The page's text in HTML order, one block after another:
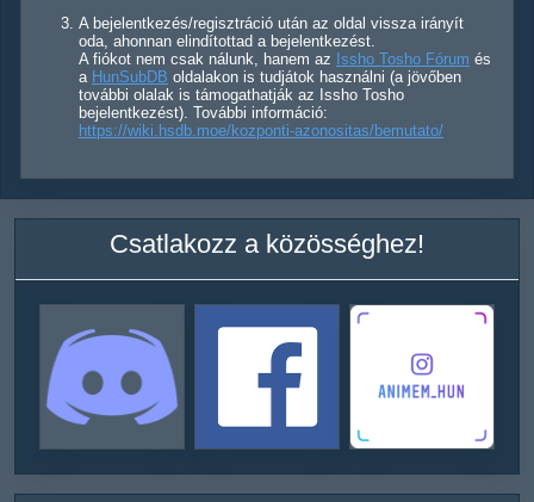
A bejelentkezés/regisztráció után az oldal vissza irányít
oda, ahonnan elindítottad a bejelentkezést.
A fiókot nem csak nálunk, hanem az Issho Tosho Fórum és
a HunSubDB oldalakon is tudjátok használni (a jövőben
további olalak is támogathatják az Issho Tosho
bejelentkezést). További információ:
https://wiki.hsdb.moe/kozponti-azonositas/bemutato/
Csatlakozz a közösséghez!